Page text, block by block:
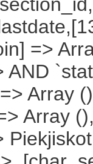
=>
AND
Array
Array